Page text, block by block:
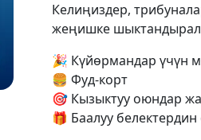
Келиңиздер,
жеңишке
🎉 Күйөрмандар үчүн
🍔 Фуд-корт
🎯 Кызыктуу оюндар
🎁 Баалуу